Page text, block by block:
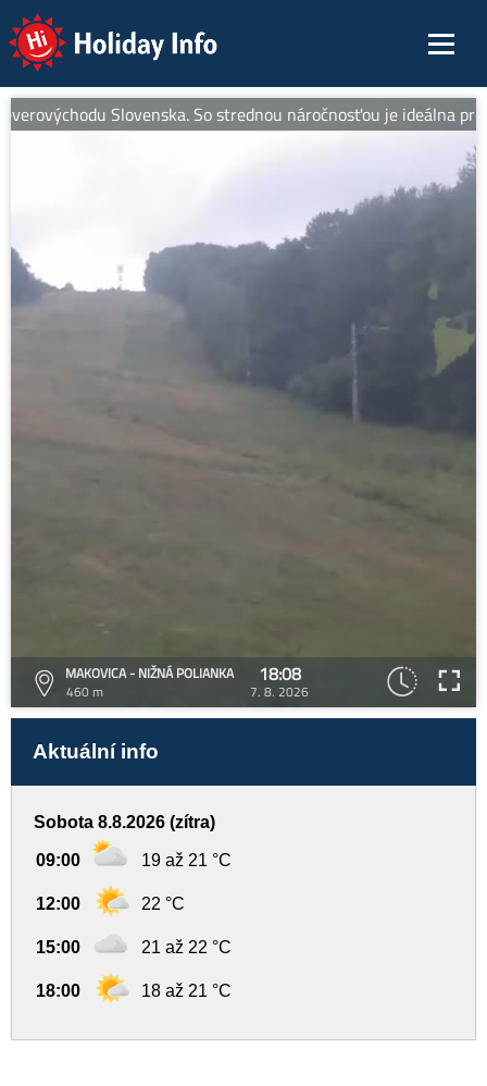
Holiday Info
Slovenska. So strednou náročnosťou je ideálna
MAKOVICA - NIŽNÁ POLIANKA
460 m
18:08
7. 8. 2026
Aktuální info
Sobota 8.8.2026 (zítra)
09:00 19 až 21 °C
12:00 22 °C
15:00 21 až 22 °C
18:00 18 až 21 °C